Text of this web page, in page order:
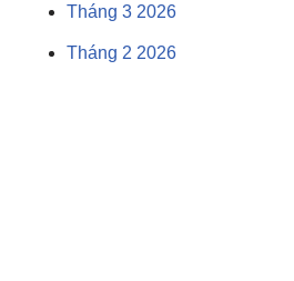
Tháng 3 2026
Tháng 2 2026